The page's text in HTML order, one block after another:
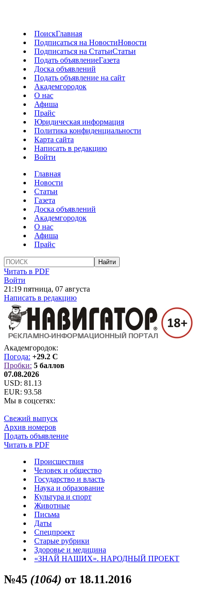
ПоискГлавная
Подписаться на НовостиНовости
Подписаться на СтатьиСтатьи
Подать объявлениеГазета
Доска объявлений
Подать объявление на сайт
Академгородок
О нас
Афиша
Прайс
Юридическая информация
Политика конфиденциальности
Карта сайта
Написать в редакцию
Войти
Главная
Новости
Статьи
Газета
Доска объявлений
Академгородок
О нас
Афиша
Прайс
Читать в PDF
Войти
21:19 пятница, 07 августа
Написать в редакцию
Академгородок:
Погода: +29.2 C
Пробки: 5 баллов
07.08.2026
USD: 81.13
EUR: 93.58
Мы в соцсетях:
Свежий выпуск
Архив номеров
Подать объявление
Читать в PDF
Происшествия
Человек и общество
Государство и власть
Наука и образование
Культура и спорт
Животные
Письма
Даты
Спецпроект
Старые рубрики
Здоровье и медицина
«ЗНАЙ НАШИХ». НАРОДНЫЙ ПРОЕКТ
№45 (1064) от 18.11.2016